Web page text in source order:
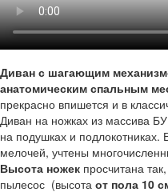
Диван с шагающим
анатомическим спальным
прекрасно впишется и в
Диван на ножках из массива
на подушках и
мелочей, учтены
Высота ножек просчитана
пылесос (высота от пола 10